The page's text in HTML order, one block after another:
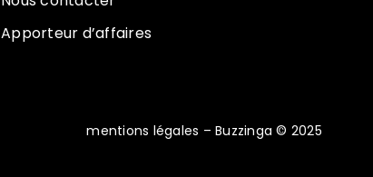
Apporteur d’affaires
mentions légales – Buzzinga © 2025